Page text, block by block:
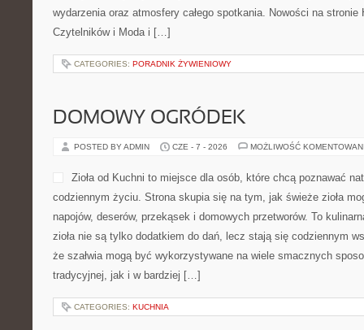
wydarzenia oraz atmosfery całego spotkania. Nowości na stronie
Czytelników i Moda i […]
CATEGORIES: PORADNIK ŻYWIENIOWY
DOMOWY OGRÓDEK
POSTED BY ADMIN CZE - 7 - 2026 MOŻLIWOŚĆ
Zioła od Kuchni to miejsce dla osób, które chcą poznawać
codziennym życiu. Strona skupia się na tym, jak świeże zioła
napojów, deserów, przekąsek i domowych przetworów. To
zioła nie są tylko dodatkiem do dań, lecz stają się codziennym
że szałwia mogą być wykorzystywane na wiele smacznych
tradycyjnej, jak i w bardziej […]
CATEGORIES: KUCHNIA